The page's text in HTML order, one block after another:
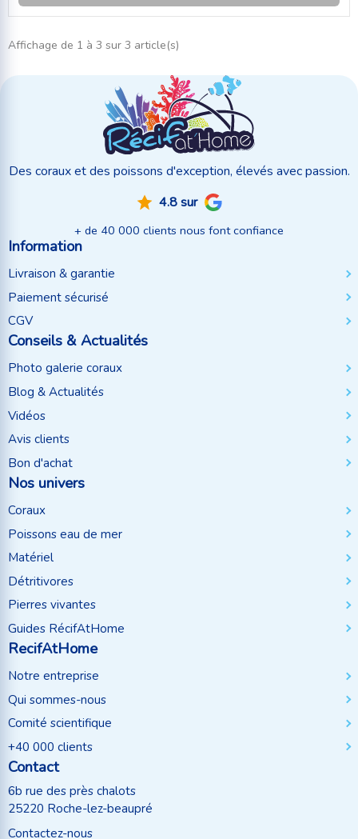
Affichage de 1 à 3 sur 3 article(s)
Des coraux et des poissons d'exception, élevés avec passion.
4.8 sur
+ de 40 000 clients nous font confiance
Information
Livraison & garantie
Paiement sécurisé
CGV
Conseils & Actualités
Photo galerie coraux
Blog & Actualités
Vidéos
Avis clients
Bon d'achat
Nos univers
Coraux
Poissons eau de mer
Matériel
Détritivores
Pierres vivantes
Guides RécifAtHome
RecifAtHome
Notre entreprise
Qui sommes-nous
Comité scientifique
+40 000 clients
Contact
6b rue des près chalots
25220 Roche-lez-beaupré
Contactez-nous